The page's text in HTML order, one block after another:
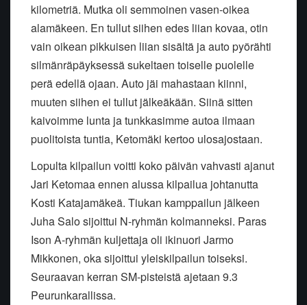
kilometriä. Mutka oli semmoinen vasen-oikea
alamäkeen. En tullut siihen edes liian kovaa, otin
vain oikean pikkuisen liian sisältä ja auto pyörähti
silmänräpäyksessä sukeltaen toiselle puolelle
perä edellä ojaan. Auto jäi mahastaan kiinni,
muuten siihen ei tullut jälkeäkään. Siinä sitten
kaivoimme lunta ja tunkkasimme autoa ilmaan
puolitoista tuntia, Ketomäki kertoo ulosajostaan.
Lopulta kilpailun voitti koko päivän vahvasti ajanut
Jari Ketomaa ennen alussa kilpailua johtanutta
Kosti Katajamäkeä. Tiukan kamppailun jälkeen
Juha Salo sijoittui N-ryhmän kolmanneksi. Paras
Ison A-ryhmän kuljettaja oli ikinuori Jarmo
Mikkonen, oka sijoittui yleiskilpailun toiseksi.
Seuraavan kerran SM-pisteistä ajetaan 9.3
Peurunkarallissa.